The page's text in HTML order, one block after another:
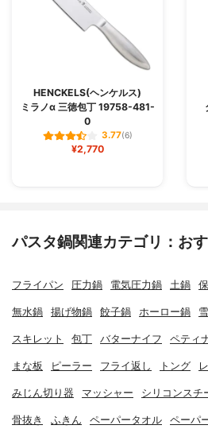
HENCKELS(ヘンケルス)
ミラノα 三徳包丁 19758-481-
0
3.77(6)
¥2,770
パスタ鍋関連カテゴリ：お
フライパン 圧力鍋 電気圧力鍋 土鍋
無水鍋 揚げ物鍋 餃子鍋 ホーロー鍋
スキレット 包丁 バターナイフ ペティ
まな板 ピーラー フライ返し トング
みじん切り器 マッシャー シリコンスチ
骨抜き ふきん ペーパータオル ペーパ